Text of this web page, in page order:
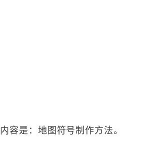
容是：地图符号制作方法。